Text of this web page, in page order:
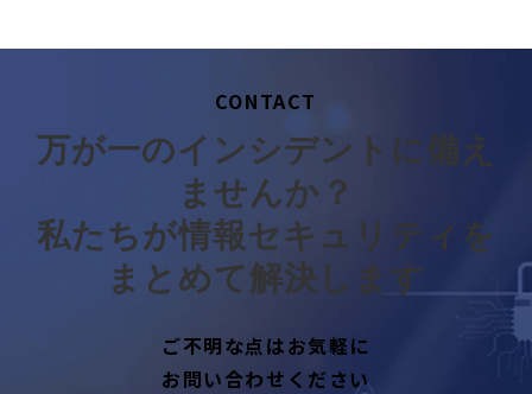
CONTACT
万が一のインシデントに備え
ませんか？
私たちが情報セキュリティを
まとめて解決します
ご不明な点はお気軽に
お問い合わせください